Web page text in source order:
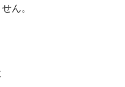
ん。